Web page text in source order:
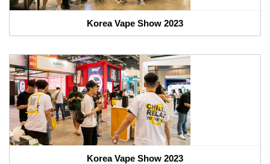
Korea Vape Show 2023
Korea Vape Show 2023